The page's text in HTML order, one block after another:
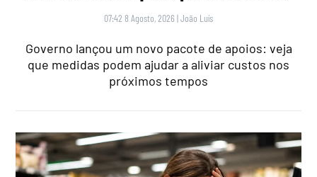
07:42 8 Agosto, 2026 |João Luís
Governo lançou um novo pacote de apoios: veja
que medidas podem ajudar a aliviar custos nos
próximos tempos